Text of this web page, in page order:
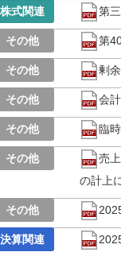
第
第
剰
会
臨
売
の計上